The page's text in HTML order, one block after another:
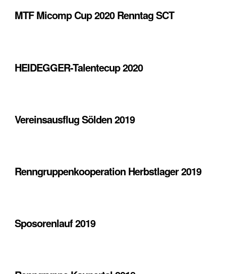
MTF Micomp Cup 2020 Renntag SCT
HEIDEGGER-Talentecup 2020
Vereinsausflug Sölden 2019
Renngruppenkooperation Herbstlager 2019
Sposorenlauf 2019